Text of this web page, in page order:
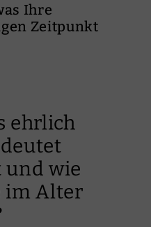
Ihre
Zeitpunkt
ehrlich
und wie
im Alter